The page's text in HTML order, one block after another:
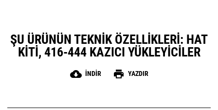
ŞU ÜRÜNÜN TEKNIK ÖZELLIKLERI: HAT
KITI, 416-444 KAZICI YÜKLEYICILER
cloud_download İNDIR print YAZDIR